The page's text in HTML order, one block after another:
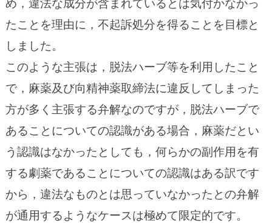
め，違法な成分が含まれているとは気付かなかっ
たことを理由に，不起訴処分を得ることを目標と
しました。
このような主張は，脱法ハーブ等を利用したこと
で，麻薬及び向精神薬取締法に違反してしまった
方が多く主張する弁解なのですが，脱法ハーブで
あることについての認識がある場合，麻薬だとい
う認識はなかったとしても，何らかの副作用を有
する劇薬であることについての認識はある訳です
から，違法なものとは思っていなかったとの弁解
が通用するようなケースは極めて限定的です。